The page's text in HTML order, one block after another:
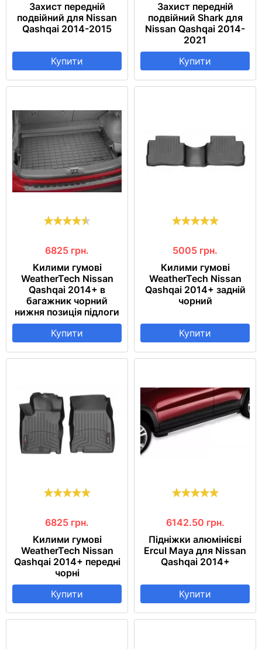
Захист передній
подвійний для Nissan
Qashqai 2014-2015
Купити
Захист передній
подвійний Shark для
Nissan Qashqai 2014-
2021
Купити
6825 грн.
Килими гумові
WeatherTech Nissan
Qashqai 2014+ в
багажник чорний
нижня позиція підлоги
Купити
5005 грн.
Килими гумові
WeatherTech Nissan
Qashqai 2014+ задній
чорний
Купити
6825 грн.
Килими гумові
WeatherTech Nissan
Qashqai 2014+ передні
чорні
Купити
6142.50 грн.
Підніжки алюмінієві
Ercul Maya для Nissan
Qashqai 2014+
Купити